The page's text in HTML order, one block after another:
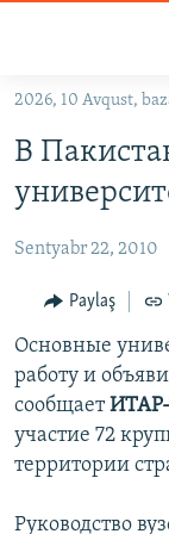
Əsas
qayıt
Əsas
naviqasiyaya
qayıt
KORRUPSIOMETR
#ƏSLINDƏ
FƏRQƏ BAX
QANUNI DOĞRU
ARAŞDIRMA
MULTIMEDIA
VIDEO
RADIO ARXIV
HAQQIMIZDA
2026, 10 Avqust,
В
Sentyabr 22, 2010
Paylaş
Основные
работу и
сообщает
участие 72
территории
Руководство